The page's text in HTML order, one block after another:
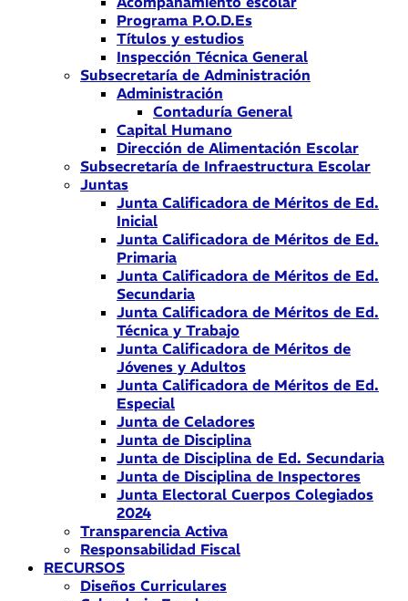
Programa P.O.D.Es
Títulos y estudios
Inspección Técnica General
Subsecretaría de Administración
Administración
Contaduría General
Capital Humano
Dirección de Alimentación Escolar
Subsecretaría de Infraestructura Escolar
Juntas
Junta Calificadora de Méritos de Ed.
Inicial
Junta Calificadora de Méritos de Ed.
Primaria
Junta Calificadora de Méritos de Ed.
Secundaria
Junta Calificadora de Méritos de Ed.
Técnica y Trabajo
Junta Calificadora de Méritos de
Jóvenes y Adultos
Junta Calificadora de Méritos de Ed.
Especial
Junta de Celadores
Junta de Disciplina
Junta de Disciplina de Ed. Secundaria
Junta de Disciplina de Inspectores
Junta Electoral Cuerpos Colegiados
2024
Transparencia Activa
Responsabilidad Fiscal
RECURSOS
Diseños Curriculares